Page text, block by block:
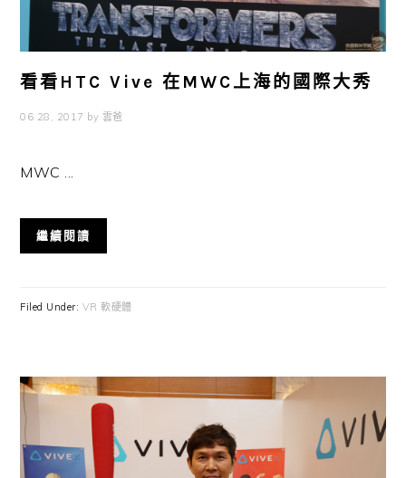
看看HTC Vive 在MWC上海的國際大秀
06 28, 2017 by 雲爸
MWC ...
繼續閱讀
Filed Under: VR 軟硬體